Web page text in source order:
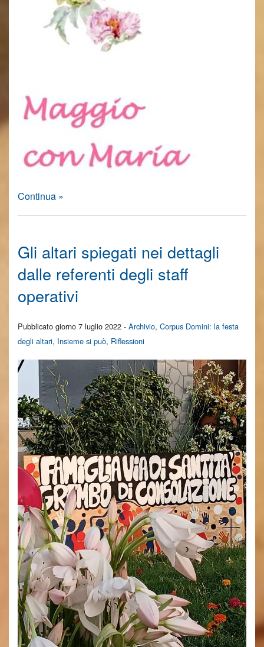
Continua »
Gli altari spiegati nei dettagli
dalle referenti degli staff
operativi
Pubblicato giorno 7 luglio 2022 - Archivio, Corpus Domini: la festa
degli altari, Insieme si può, Riflessioni